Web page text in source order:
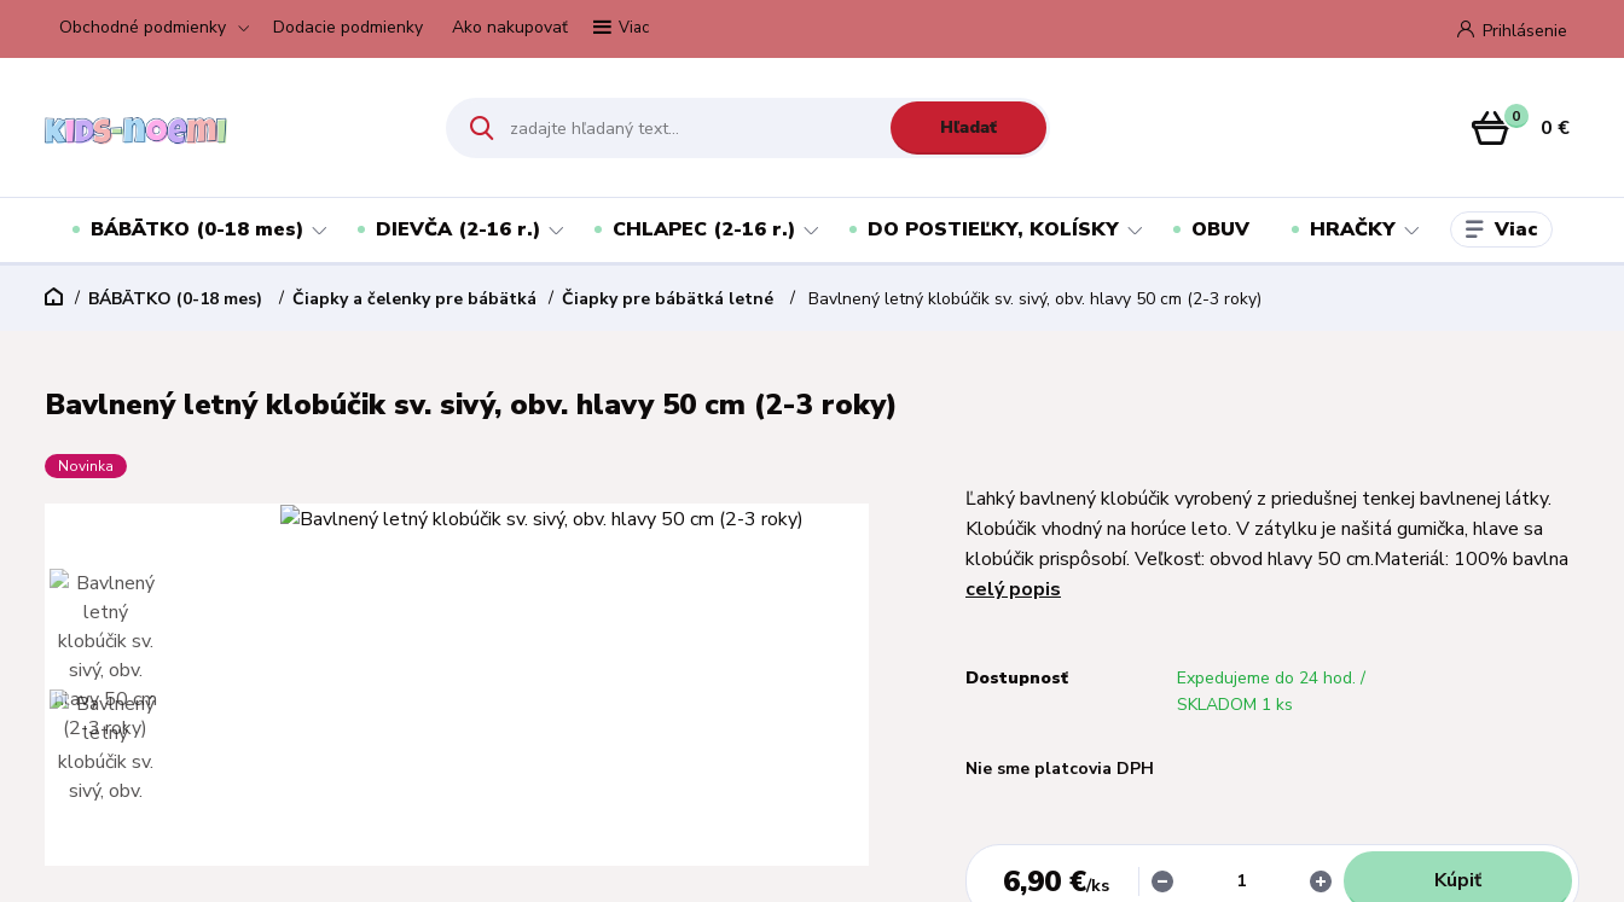
Obchodné podmienky Dodacie podmienky Ako nakupovať Viac Prihlásenie
Hľadať 0 0 €
BÁBÄTKO (0-18 mes) DIEVČA (2-16 r.) CHLAPEC (2-16 r.) DO POSTIEĽKY, KOLÍSKY OBUV HRAČKY Viac
BÁBÄTKO (0-18 mes) Čiapky a čelenky pre bábätká Čiapky pre bábätká letné Bavlnený letný klobúčik sv. sivý, obv. hlavy 50 cm (2-3 roky)
Bavlnený letný klobúčik sv. sivý, obv. hlavy 50 cm (2-3 roky)
Novinka
Ľahký bavlnený klobúčik vyrobený z priedušnej tenkej bavlnenej látky.
Klobúčik vhodný na horúce leto. V zátylku je našitá gumička, hlave sa
klobúčik prispôsobí. Veľkosť: obvod hlavy 50 cm.Materiál: 100% bavlna
celý popis
Dostupnosť
Expedujeme do 24 hod. /
SKLADOM 1 ks
Nie sme platcovia DPH
6,90 €/ks Kúpiť